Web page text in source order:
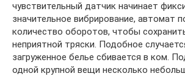
чувствительный датчик начинает
значительное вибрирование, автомат
количество оборотов, чтобы
неприятной тряски. Подобное
загруженное белье сбивается в ком.
одной крупной вещи несколько